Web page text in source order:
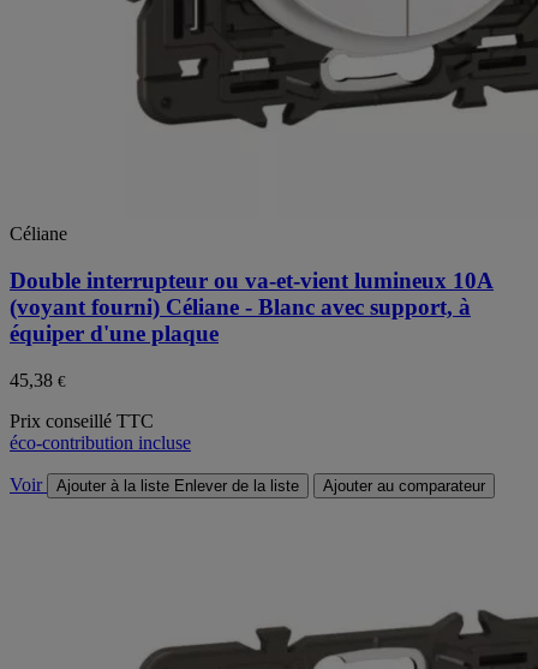
Céliane
Double interrupteur ou va-et-vient lumineux 10A
(voyant fourni) Céliane - Blanc avec support, à
équiper d'une plaque
45,38 €
Prix conseillé TTC
éco-contribution incluse
Voir Ajouter à la liste Enlever de la liste Ajouter au comparateur